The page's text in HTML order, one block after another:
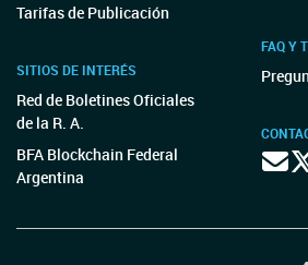
Tarifas de Publicación
SITIOS DE INTERÉS
Red de Boletines Oficiales
de la R. A.
BFA Blockchain Federal
Argentina
FAQ Y